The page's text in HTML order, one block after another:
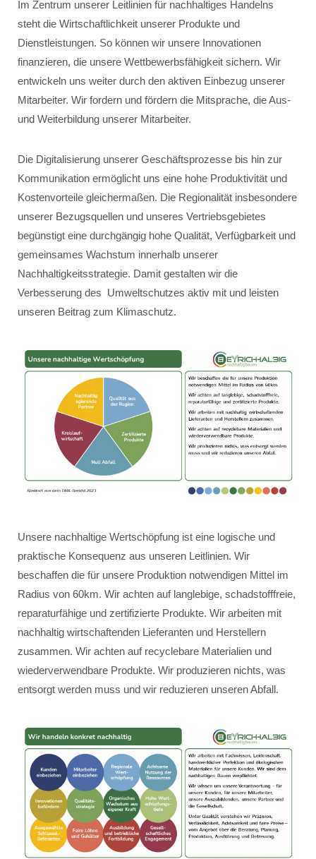
Im Zentrum unserer Leitlinien für nachhaltiges Handelns
steht die Wirtschaftlichkeit unserer Produkte und
Dienstleistungen. So können wir unsere Innovationen
finanzieren, die unsere Wettbewerbsfähigkeit sichern. Wir
entwickeln uns weiter durch den aktiven Einbezug unserer
Mitarbeiter. Wir fordern und fördern die Mitsprache, die Aus-
und Weiterbildung unserer Mitarbeiter.
Die Digitalisierung unserer Geschäftsprozesse bis hin zur
Kommunikation ermöglicht uns eine hohe Produktivität und
Kostenvorteile gleichermaßen. Die Regionalität insbesondere
unserer Bezugsquellen und unseres Vertriebsgebietes
begünstigt eine durchgängig hohe Qualität, Verfügbarkeit und
gemeinsames Wachstum innerhalb unserer
Nachhaltigkeitsstrategie. Damit gestalten wir die
Verbesserung des Umweltschutzes aktiv mit und leisten
unseren Beitrag zum Klimaschutz.
Unsere nachhaltige Wertschöpfung ist eine logische und
praktische Konsequenz aus unseren Leitlinien. Wir
beschaffen die für unsere Produktion notwendigen Mittel im
Radius von 60km. Wir achten auf langlebige, schadstofffreie,
reparaturfähige und zertifizierte Produkte. Wir arbeiten mit
nachhaltig wirtschaftenden Lieferanten und Herstellern
zusammen. Wir achten auf recyclebare Materialien und
wiederverwendbare Produkte. Wir produzieren nichts, was
entsorgt werden muss und wir reduzieren unseren Abfall.